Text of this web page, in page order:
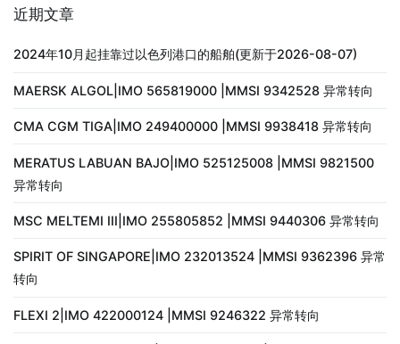
近期文章
2024年10月起挂靠过以色列港口的船舶(更新于2026-08-07)
MAERSK ALGOL|IMO 565819000 |MMSI 9342528 异常转向
CMA CGM TIGA|IMO 249400000 |MMSI 9938418 异常转向
MERATUS LABUAN BAJO|IMO 525125008 |MMSI 9821500
异常转向
MSC MELTEMI III|IMO 255805852 |MMSI 9440306 异常转向
SPIRIT OF SINGAPORE|IMO 232013524 |MMSI 9362396 异常
转向
FLEXI 2|IMO 422000124 |MMSI 9246322 异常转向